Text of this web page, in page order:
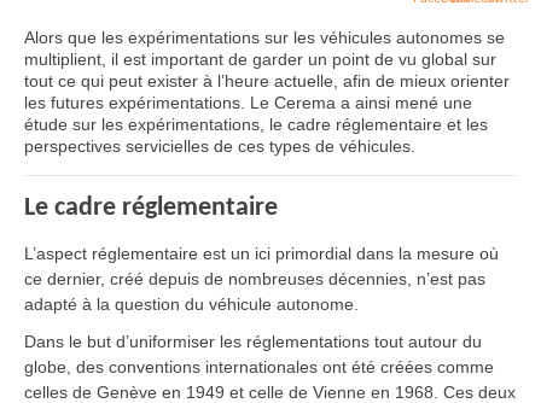
Alors que les expérimentations sur les véhicules autonomes se
multiplient, il est important de garder un point de vu global sur
tout ce qui peut exister à l’heure actuelle, afin de mieux orienter
les futures expérimentations. Le Cerema a ainsi mené une
étude sur les expérimentations, le cadre réglementaire et les
perspectives servicielles de ces types de véhicules.
Le cadre réglementaire
L’aspect réglementaire est un ici primordial dans la mesure où
ce dernier, créé depuis de nombreuses décennies, n’est pas
adapté à la question du véhicule autonome.
Dans le but d’uniformiser les réglementations tout autour du
globe, des conventions internationales ont été créées comme
celles de Genève en 1949 et celle de Vienne en 1968. Ces deux